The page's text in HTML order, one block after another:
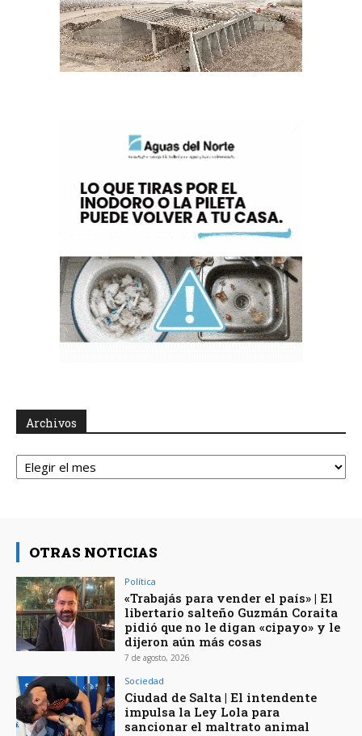
Archivos
Archivos
OTRAS NOTICIAS
Política
«Trabajás para vender el país» | El
libertario salteño Guzmán Coraita
pidió que no le digan «cipayo» y le
dijeron aún más cosas
7 de agosto, 2026
Sociedad
Ciudad de Salta | El intendente
impulsa la Ley Lola para
sancionar el maltrato animal